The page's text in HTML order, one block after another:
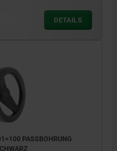
DETAILS
PASSBOHRUNG